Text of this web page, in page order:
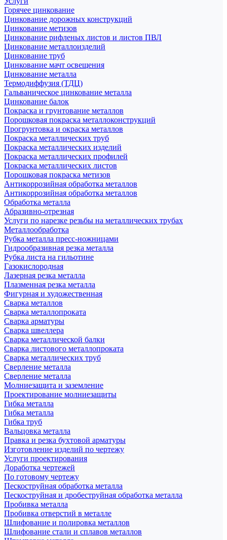
Горячее цинкование
Цинкование дорожных конструкций
Цинкование метизов
Цинкование рифленых листов и листов ПВЛ
Цинкование металлоизделий
Цинкование труб
Цинкование мачт освещения
Цинкование металла
Термодиффузия (ТДЦ)
Гальваническое цинкование металла
Цинкование балок
Покраска и грунтование металлов
Порошковая покраска металлоконструкций
Прогрунтовка и окраска металлов
Покраска металлических труб
Покраска металлических изделий
Покраска металлических профилей
Покраска металлических листов
Порошковая покраска метизов
Антикоррозийная обработка металлов
Антикоррозийная обработка металлов
Обработка металла
Абразивно-отрезная
Услуги по нарезке резьбы на металлических трубах
Металлообработка
Рубка металла пресс-ножницами
Гидрообразивная резка металла
Рубка листа на гильотине
Газокислородная
Лазерная резка металла
Плазменная резка металла
Фигурная и художественная
Сварка металлов
Сварка металлопроката
Сварка арматуры
Сварка швеллера
Сварка металлической балки
Сварка листового металлопроката
Сварка металлических труб
Сверление металла
Сверление металла
Молниезащита и заземление
Проектирование молниезащиты
Гибка металла
Гибка металла
Гибка труб
Вальцовка металла
Правка и резка бухтовой арматуры
Изготовление изделий по чертежу
Услуги проектирования
Доработка чертежей
По готовому чертежу
Пескоструйная обработка металла
Пескоструйная и дробеструйная обработка металла
Пробивка металла
Пробивка отверстий в металле
Шлифование и полировка металлов
Шлифование стали и сплавов металлов